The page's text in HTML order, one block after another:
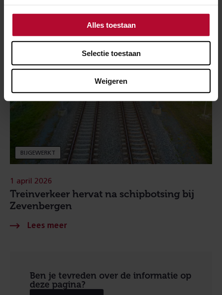
Alles toestaan
Selectie toestaan
Weigeren
BIJGEWERKT
Treinverkeer hervat na schipbotsing bij
Zevenbergen
1 april 2026
Ben je tevreden over de informatie op
deze pagina?